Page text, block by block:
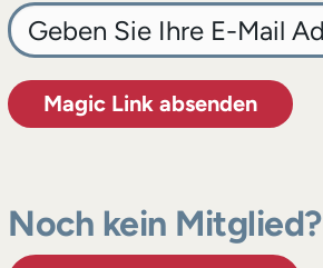
Magic Link absenden
Noch kein Mitglied?